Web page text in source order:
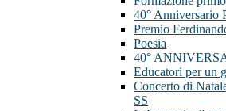
40° Anniversario
Premio
Poesia
40°
Educatori per un
Concerto di
SS